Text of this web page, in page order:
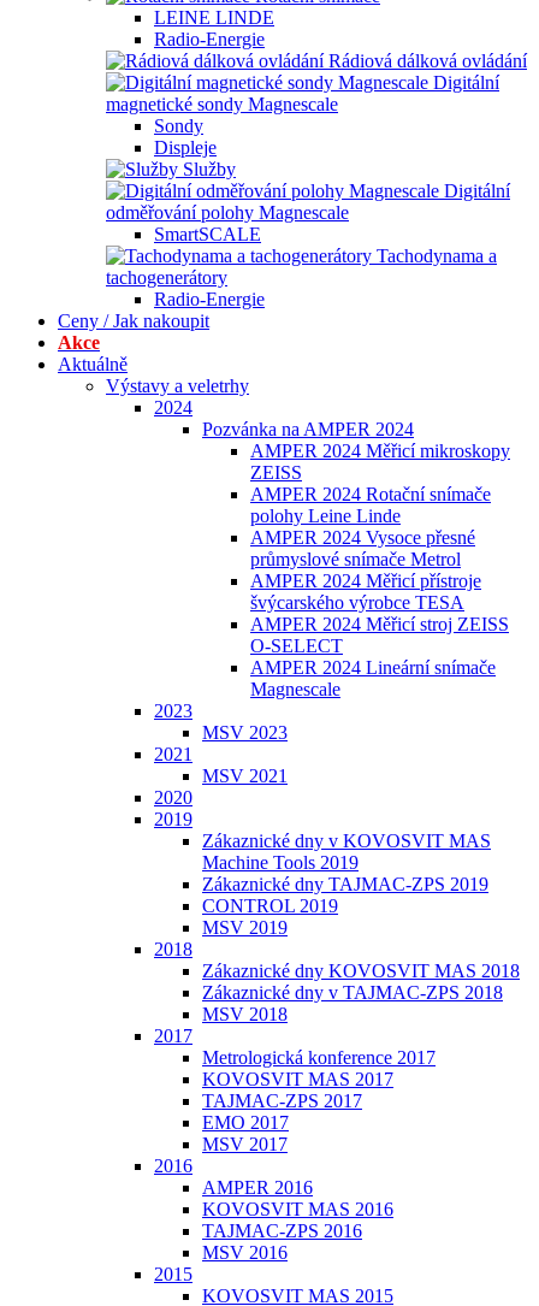
LEINE LINDE
Radio-Energie
Rádiová dálková ovládání
Digitální
magnetické sondy Magnescale
Sondy
Displeje
Služby
Digitální
odměřování polohy Magnescale
SmartSCALE
Tachodynama a
tachogenerátory
Radio-Energie
Ceny / Jak nakoupit
Akce
Aktuálně
Výstavy a veletrhy
2024
Pozvánka na AMPER 2024
AMPER 2024 Měřicí mikroskopy
ZEISS
AMPER 2024 Rotační snímače
polohy Leine Linde
AMPER 2024 Vysoce přesné
průmyslové snímače Metrol
AMPER 2024 Měřicí přístroje
švýcarského výrobce TESA
AMPER 2024 Měřicí stroj ZEISS
O-SELECT
AMPER 2024 Lineární snímače
Magnescale
2023
MSV 2023
2021
MSV 2021
2020
2019
Zákaznické dny v KOVOSVIT MAS
Machine Tools 2019
Zákaznické dny TAJMAC-ZPS 2019
CONTROL 2019
MSV 2019
2018
Zákaznické dny KOVOSVIT MAS 2018
Zákaznické dny v TAJMAC-ZPS 2018
MSV 2018
2017
Metrologická konference 2017
KOVOSVIT MAS 2017
TAJMAC-ZPS 2017
EMO 2017
MSV 2017
2016
AMPER 2016
KOVOSVIT MAS 2016
TAJMAC-ZPS 2016
MSV 2016
2015
KOVOSVIT MAS 2015